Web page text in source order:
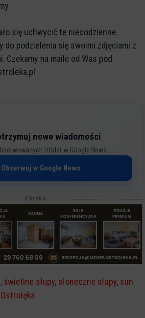
się uchwycić te niecodzienne
do podzielenia się swoimi zdjęciami z
Czekamy na maile od Was pod
nowe wiadomości
źródeł w Google News.
Obserwuj w Google News
REKLAMA
, świetlne słupy, słoneczne słupy, sun